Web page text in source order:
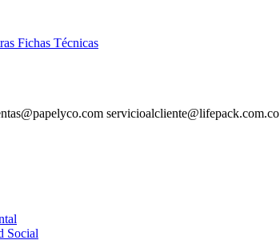
Fichas Técnicas
servicioalcliente@lifepack.com.co
Social